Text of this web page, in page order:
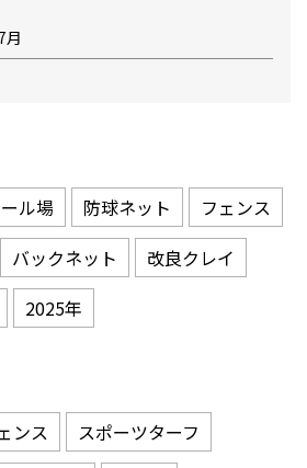
月
ル場 防球ネット
フェンス
バックネット
改良クレイ
2025年
ンス
スポーツターフ